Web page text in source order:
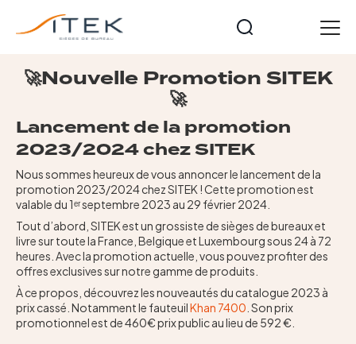
FR
Nos gammes
Opérateurs
Cuir et Imitation Cuir
Meeting et formation
Tables et accessoires
Nos collections
Starters
Notre histoire
Actualités
🚀Nouvelle Promotion SITEK
🚀
Lancement de la promotion
2023/2024 chez SITEK
Nous sommes heureux de vous annoncer le lancement de la
promotion 2023/2024 chez SITEK ! Cette promotion est
valable du 1ᵉʳ septembre 2023 au 29 février 2024.
Tout d’abord, SITEK est un grossiste de sièges de bureaux et
livre sur toute la France, Belgique et Luxembourg sous 24 à 72
heures. Avec la promotion actuelle, vous pouvez profiter des
offres exclusives sur notre gamme de produits.
À ce propos, découvrez les nouveautés du catalogue 2023 à
prix cassé. Notamment le fauteuilKhan 7400 . Son prix
promotionnel est de 460€ prix public au lieu de 592 €.